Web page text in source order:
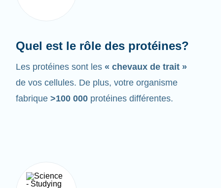
Quel est le rôle des protéines?
Les protéines sont les « chevaux de trait »
de vos cellules. De plus, votre organisme
fabrique >100 000 protéines différentes.